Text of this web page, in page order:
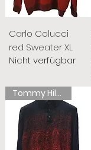
Carlo Colucci
red Sweater XL
Nicht verfügbar
Tommy Hilfiger